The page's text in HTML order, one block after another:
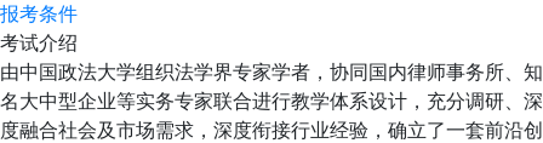
报考条件
考试介绍
由中国政法大学组织法学界专家学者，协同国内律师事务所、知
名大中型企业等实务专家联合进行教学体系设计，充分调研、深
度融合社会及市场需求，深度衔接行业经验，确立了一套前沿创